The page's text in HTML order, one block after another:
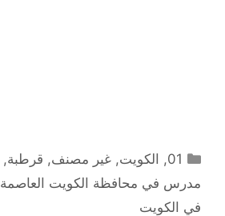
التصنيفات
01
, الكويت,غير مصنف, قرطبة,
مدرس في محافظة الكويت العاصمة
في الكويت